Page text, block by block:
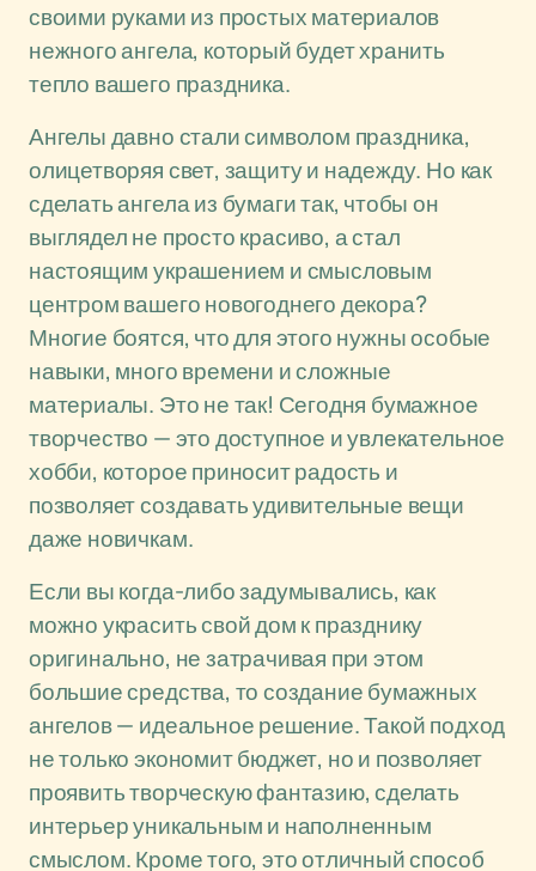
своими руками из простых материалов
нежного ангела, который будет хранить
тепло вашего праздника.
Ангелы давно стали символом праздника,
олицетворяя свет, защиту и надежду. Но как
сделать ангела из бумаги так, чтобы он
выглядел не просто красиво, а стал
настоящим украшением и смысловым
центром вашего новогоднего декора?
Многие боятся, что для этого нужны особые
навыки, много времени и сложные
материалы. Это не так! Сегодня бумажное
творчество — это доступное и увлекательное
хобби, которое приносит радость и
позволяет создавать удивительные вещи
даже новичкам.
Если вы когда-либо задумывались, как
можно украсить свой дом к празднику
оригинально, не затрачивая при этом
большие средства, то создание бумажных
ангелов — идеальное решение. Такой подход
не только экономит бюджет, но и позволяет
проявить творческую фантазию, сделать
интерьер уникальным и наполненным
смыслом. Кроме того, это отличный способ